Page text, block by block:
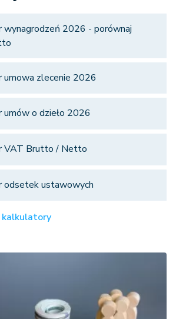
wynagrodzeń 2026 - porównaj
umowa zlecenie 2026
umów o dzieło 2026
VAT Brutto / Netto
odsetek ustawowych
kalkulatory